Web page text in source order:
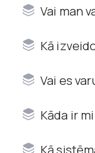
Vai man
Kā
Vai es
Kāda ir
Kā